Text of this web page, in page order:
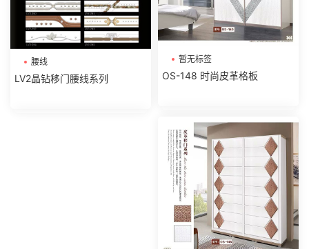
腰线
LV2晶钻移门腰线系列
暂无标签
OS-148 时尚皮革格板